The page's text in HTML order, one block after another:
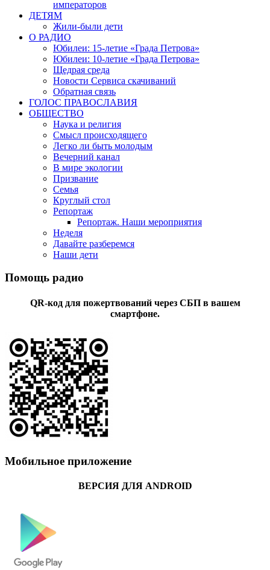
императоров
ДЕТЯМ
Жили-были дети
О РАДИО
Юбилеи: 15-летие «Града Петрова»
Юбилеи: 10-летие «Града Петрова»
Щедрая среда
Новости Сервиса скачиваний
Обратная связь
ГОЛОС ПРАВОСЛАВИЯ
ОБЩЕСТВО
Наука и религия
Смысл происходящего
Легко ли быть молодым
Вечерний канал
В мире экологии
Призвание
Семья
Круглый стол
Репортаж
Репортаж. Наши мероприятия
Неделя
Давайте разберемся
Наши дети
Помощь радио
QR-код для пожертвований через СБП в вашем
смартфоне.
Мобильное приложение
ВЕРСИЯ ДЛЯ ANDROID